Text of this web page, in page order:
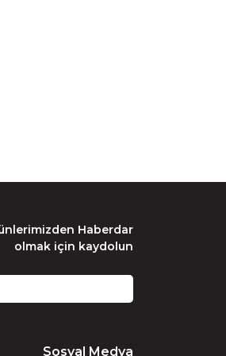
Haberdar
olmak için kaydolun
Sosyal Medya